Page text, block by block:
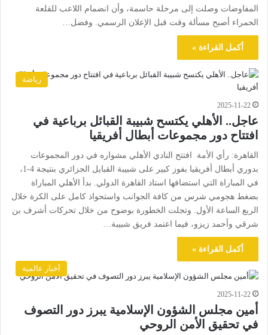
المفاوضات وصلت إلى مرحلة حاسمة، وأن انضمام اللاعب للقلعة
الحمراء أصبح مسألة وقت قبل الإعلان الرسمي. وفضل…
أكمل القراءة »
رياضة
2025-11-22
عاجل.. الأهلي يكتسح شبيبة القبائل برباعية في
افتتاح دور مجموعات أبطال أفريقيا
القاهرة: رأي الأمة افتتح النادي الأهلي مشواره في دور المجموعات
بدوري أبطال أفريقيا بفوز كبير على شبيبة القبايل الجزائري بنتيجة 4-1،
في المباراة التي استضافها استاد القاهرة الدولي. بدأ الأهلي المباراة
بضغط هجومي شرس من كافة الجوانب واستحواذ كامل على الكرة خلال
الربع الساعة الأول. وتجلت الخطورة بوضوح من خلال تحركات أشرف بن
شرقي وأحمد زيزو، فيما اعتمد فريق شبيبة…
أكمل القراءة »
أخبار عالمية
2025-11-22
أمين مجلس الشؤون الإسلامية يبرز دور التصوف
في تحقيق الأمن الروحي